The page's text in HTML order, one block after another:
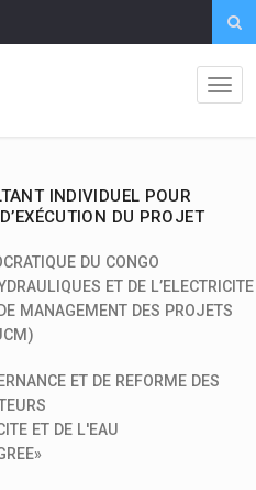
INDIVIDUEL POUR
DU PROJET
DU CONGO
ET DE L’ELECTRICITE
MANAGEMENT DES PROJETS
ET DE REFORME DES
ET DE L'EAU